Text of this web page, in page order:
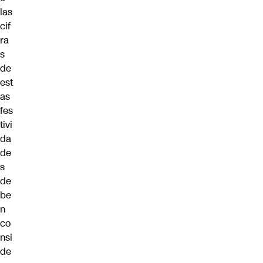
las
cif
ra
s
de
est
as
fes
tivi
da
de
s
de
be
n
co
nsi
de